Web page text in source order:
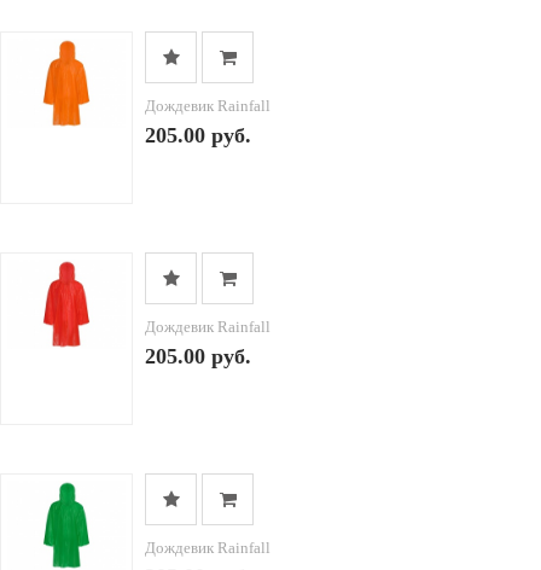
Дождевик Rainfall
205.00 руб.
Дождевик Rainfall
205.00 руб.
Дождевик Rainfall